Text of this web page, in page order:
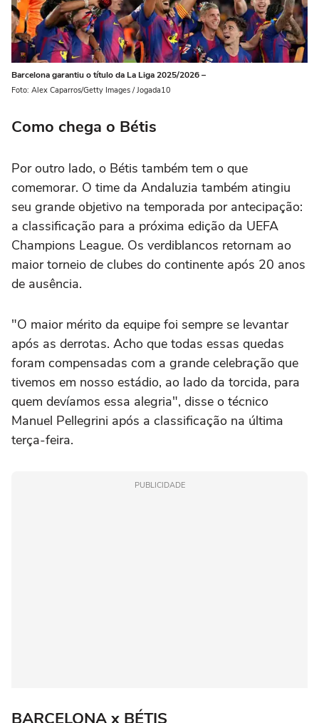
Barcelona garantiu o título da La Liga 2025/2026 –
Foto: Alex Caparros/Getty Images / Jogada10
Como chega o Bétis
Por outro lado, o Bétis também tem o que
comemorar. O time da Andaluzia também atingiu
seu grande objetivo na temporada por antecipação:
a classificação para a próxima edição da UEFA
Champions League. Os verdiblancos retornam ao
maior torneio de clubes do continente após 20 anos
de ausência.
"O maior mérito da equipe foi sempre se levantar
após as derrotas. Acho que todas essas quedas
foram compensadas com a grande celebração que
tivemos em nosso estádio, ao lado da torcida, para
quem devíamos essa alegria", disse o técnico
Manuel Pellegrini após a classificação na última
terça-feira.
PUBLICIDADE
BARCELONA x BÉTIS